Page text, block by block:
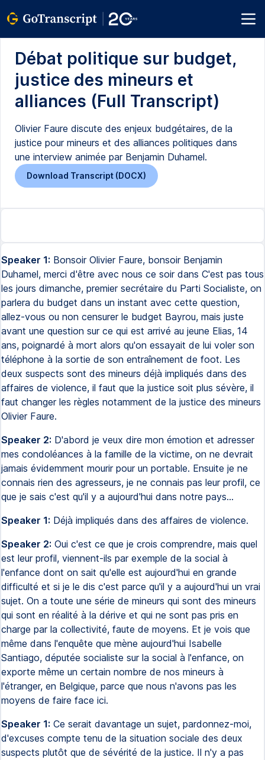
Débat politique sur budget,
justice des mineurs et
alliances (Full Transcript)
Olivier Faure discute des enjeux budgétaires, de la
justice pour mineurs et des alliances politiques dans
une interview animée par Benjamin Duhamel.
Download Transcript (DOCX)
Speaker 1: Bonsoir Olivier Faure, bonsoir Benjamin
Duhamel, merci d'être avec nous ce soir dans C'est pas tous
les jours dimanche, premier secrétaire du Parti Socialiste, on
parlera du budget dans un instant avec cette question,
allez-vous ou non censurer le budget Bayrou, mais juste
avant une question sur ce qui est arrivé au jeune Elias, 14
ans, poignardé à mort alors qu'on essayait de lui voler son
téléphone à la sortie de son entraînement de foot. Les
deux suspects sont des mineurs déjà impliqués dans des
affaires de violence, il faut que la justice soit plus sévère, il
faut changer les règles notamment de la justice des mineurs
Olivier Faure.
Speaker 2: D'abord je veux dire mon émotion et adresser
mes condoléances à la famille de la victime, on ne devrait
jamais évidemment mourir pour un portable. Ensuite je ne
connais rien des agresseurs, je ne connais pas leur profil, ce
que je sais c'est qu'il y a aujourd'hui dans notre pays...
Speaker 1: Déjà impliqués dans des affaires de violence.
Speaker 2: Oui c'est ce que je crois comprendre, mais quel
est leur profil, viennent-ils par exemple de la social à
l'enfance dont on sait qu'elle est aujourd'hui en grande
difficulté et si je le dis c'est parce qu'il y a aujourd'hui un vrai
sujet. On a toute une série de mineurs qui sont des mineurs
qui sont en réalité à la dérive et qui ne sont pas pris en
charge par la collectivité, faute de moyens. Et je vois que
même dans l'enquête que mène aujourd'hui Isabelle
Santiago, députée socialiste sur la social à l'enfance, on
exporte même un certain nombre de nos mineurs à
l'étranger, en Belgique, parce que nous n'avons pas les
moyens de faire face ici.
Speaker 1: Ce serait davantage un sujet, pardonnez-moi,
d'excuses compte tenu de la situation sociale des deux
suspects plutôt que de sévérité de la justice. Il n'y a pas